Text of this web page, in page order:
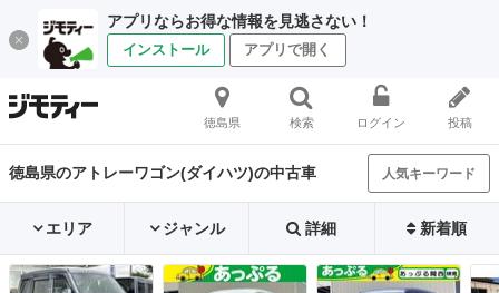
アプリならお得な情報を見逃さない！
インストール アプリで開く
徳島県 検索 ログイン 投稿
徳島県のアトレーワゴン(ダイハツ)の中古車 人気キーワード
エリア ジャンル 詳細 新着順